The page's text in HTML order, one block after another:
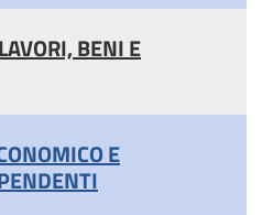
BENI E
E